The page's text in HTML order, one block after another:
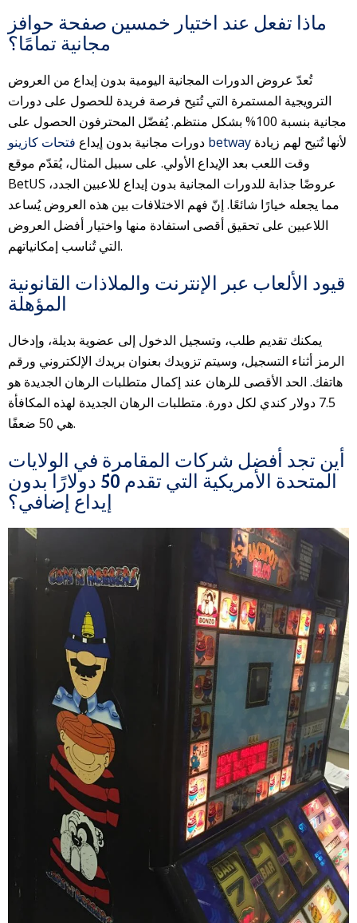
ماذا تفعل عند اختيار خمسين صفحة حوافز
مجانية تمامًا؟
تُعدّ عروض الدورات المجانية اليومية بدون إيداع من العروض
الترويجية المستمرة التي تُتيح فرصة فريدة للحصول على دورات
مجانية بنسبة 100% بشكل منتظم. يُفضّل المحترفون الحصول على
دورات مجانية بدون إيداع فتحات كازينو betway
وقت اللعب بعد الإيداع الأولي. على سبيل المثال، يُقدّم موقع
BetUS عروضًا جذابة للدورات المجانية بدون إيداع للاعبين الجدد،
مما يجعله خيارًا شائعًا. إنّ فهم الاختلافات بين هذه العروض يُساعد
اللاعبين على تحقيق أقصى استفادة منها واختيار أفضل العروض
التي تُناسب إمكانياتهم.
قيود الألعاب عبر الإنترنت والملاذات القانونية
المؤهلة
يمكنك تقديم طلب، وتسجيل الدخول إلى عضوية بديلة، وإدخال
الرمز أثناء التسجيل، وسيتم تزويدك بعنوان بريدك الإلكتروني ورقم
هاتفك. الحد الأقصى للرهان عند إكمال متطلبات الرهان الجديدة هو
7.5 دولار كندي لكل دورة. متطلبات الرهان الجديدة لهذه المكافأة
هي 50 ضعفًا.
أين تجد أفضل شركات المقامرة في الولايات
المتحدة الأمريكية التي تقدم 50 دولارًا بدون
إيداع إضافي؟